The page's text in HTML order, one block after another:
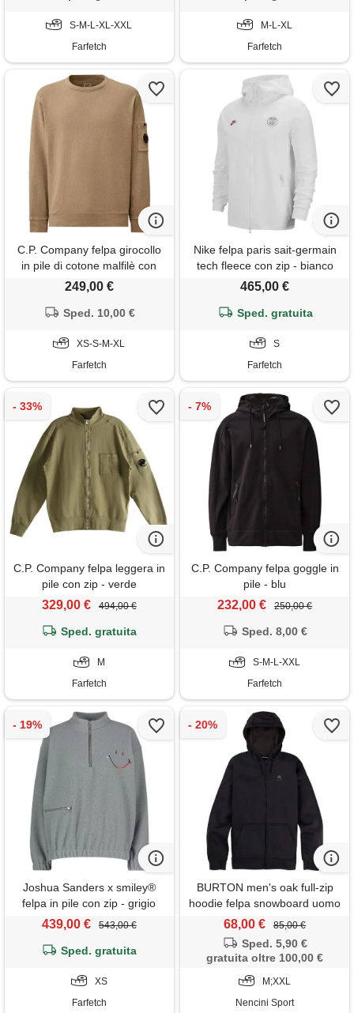
S-M-L-XL-XXL
Farfetch
M-L-XL
Farfetch
C.P. Company felpa girocollo
in pile di cotone malfilè con
lente - toni neutri
249,00 €
Sped. 10,00 €
XS-S-M-XL
Farfetch
Nike felpa paris sait-germain
tech fleece con zip - bianco
465,00 €
Sped. gratuita
S
Farfetch
C.P. Company felpa leggera in
pile con zip - verde
329,00 € 494,00 €
Sped. gratuita
M
Farfetch
C.P. Company felpa goggle in
pile - blu
232,00 € 250,00 €
Sped. 8,00 €
S-M-L-XXL
Farfetch
Joshua Sanders x smiley®
felpa in pile con zip - grigio
439,00 € 543,00 €
Sped. gratuita
XS
Farfetch
BURTON men's oak full-zip
hoodie felpa snowboard uomo
68,00 € 85,00 €
Sped. 5,90 €
gratuita oltre 100,00 €
M;XXL
Nencini Sport